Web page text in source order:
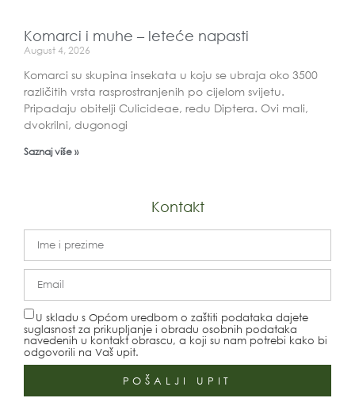
Komarci i muhe – leteće napasti
August 4, 2026
Komarci su skupina insekata u koju se ubraja oko 3500
različitih vrsta rasprostranjenih po cijelom svijetu.
Pripadaju obitelji Culicideae, redu Diptera. Ovi mali,
dvokrilni, dugonogi
Saznaj više »
Kontakt
U skladu s Općom uredbom o zaštiti podataka dajete
suglasnost za prikupljanje i obradu osobnih podataka
navedenih u kontakt obrascu, a koji su nam potrebi kako bi
odgovorili na Vaš upit.
POŠALJI UPIT